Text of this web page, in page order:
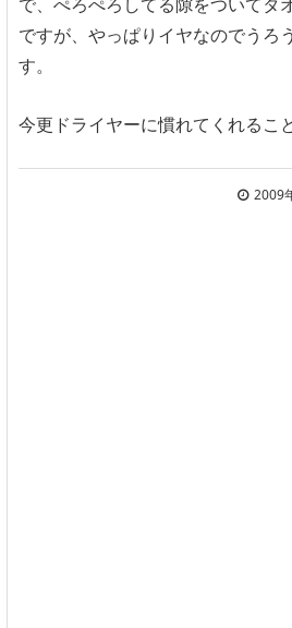
で、ぺろぺろしてる隙をついてタ
ですが、やっぱりイヤなのでうろ
す。
今更ドライヤーに慣れてくれるこ
2009